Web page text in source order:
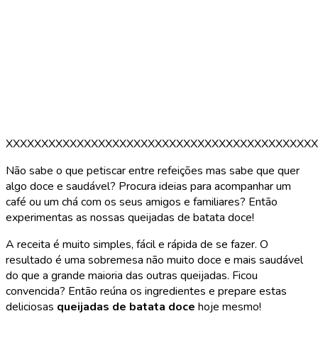
Não sabe o que petiscar entre refeições mas sabe que quer
algo doce e saudável? Procura ideias para acompanhar um
café ou um chá com os seus amigos e familiares? Então
experimentas as nossas queijadas de batata doce!
A receita é muito simples, fácil e rápida de se fazer. O
resultado é uma sobremesa não muito doce e mais saudável
do que a grande maioria das outras queijadas. Ficou
convencida? Então reúna os ingredientes e prepare estas
deliciosas queijadas de batata doce hoje mesmo!